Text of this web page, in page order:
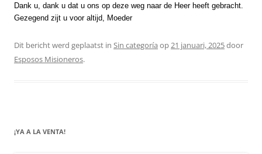
Dank u, dank u dat u ons op deze weg naar de Heer heeft gebracht.
Gezegend zijt u voor altijd, Moeder
Dit bericht werd geplaatst in Sin categoría op21 januari, 2025door
Esposos Misioneros.
¡YA A LA VENTA!